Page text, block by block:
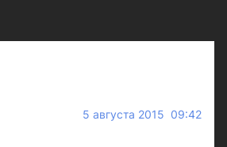
5 августа 2015 09:42